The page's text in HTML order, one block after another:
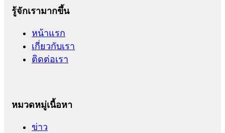
รู้จักเรามากขึ้น
หน้าแรก
เกี่ยวกับเรา
ติดต่อเรา
หมวดหมู่เนื้อหา
ข่าว